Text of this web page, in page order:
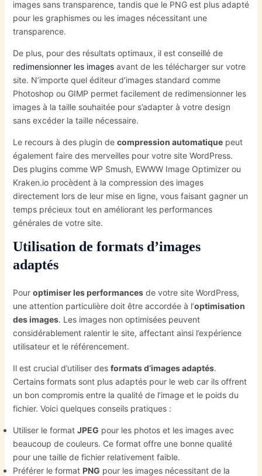
images sans transparence, tandis que le PNG est plus adapté
pour les graphismes ou les images nécessitant une
transparence.
De plus, pour des résultats optimaux, il est conseillé de
redimensionner les imagesavant de les télécharger sur votre
site. N’importe quel éditeur d’images standard comme
Photoshop ou GIMP permet facilement de redimensionner les
images à la taille souhaitée pour s’adapter à votre design
sans excéder la taille nécessaire.
Le recours à des plugin de compression automatiquepeut
également faire des merveilles pour votre site WordPress.
Des plugins comme WP Smush, EWWW Image Optimizer ou
Kraken.io procèdent à la compression des images
directement lors de leur mise en ligne, vous faisant gagner un
temps précieux tout en améliorant les performances
générales de votre site.
Utilisation de formats d’images
adaptés
Pour optimiser les performancesde votre site WordPress,
une attention particulière doit être accordée à l’optimisation
des images. Les images non optimisées peuvent
considérablement ralentir le site, affectant ainsi l’expérience
utilisateur et le référencement.
Il est crucial d’utiliser des formats d’images adaptés.
Certains formats sont plus adaptés pour le web car ils offrent
un bon compromis entre la qualité de l’image et le poids du
fichier. Voici quelques conseils pratiques :
Utiliser le format JPEG pour les photos et les images avec
beaucoup de couleurs. Ce format offre une bonne qualité
pour une taille de fichier relativement faible.
Préférer le format PNG pour les images nécessitant de la